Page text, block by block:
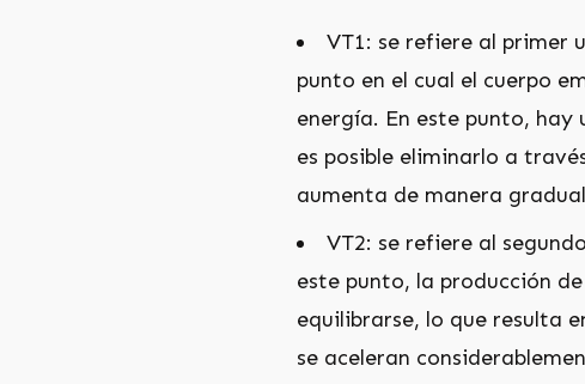
VT1: se refiere al primer
punto en el cual el cuerpo
energía. En este punto,
es posible eliminarlo a
aumenta de manera
VT2: se refiere al
este punto, la producción
equilibrarse, lo que resulta
se aceleran